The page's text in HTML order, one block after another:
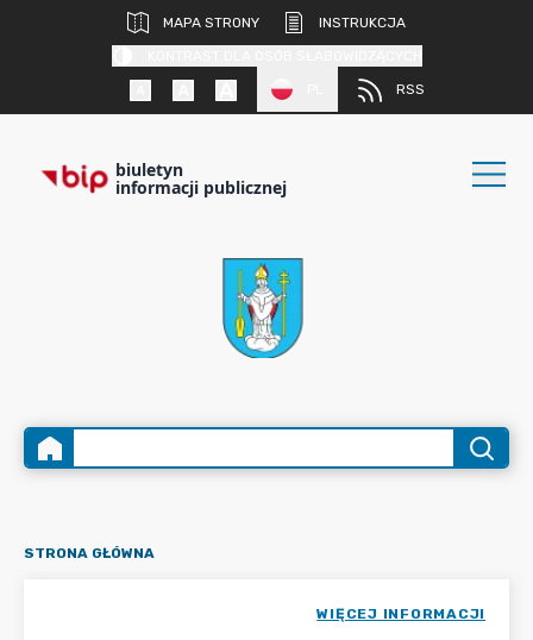
MAPA STRONY
INSTRUKCJA
RSS
biuletyn
informacji publicznej
STRONA GŁÓWNA
WIĘCEJ INFORMACJI